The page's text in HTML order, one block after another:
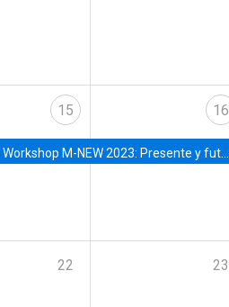
15
Workshop M-NEW 2023: Presente y futuro del trabajo y el rol de las nuevas tecnologías
16
22 23